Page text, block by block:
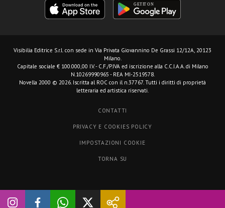
Visibilia Editrice S.r.l. con sede in Via Privata Giovannino De Grassi 12/12A, 20123
Milano.
Capitale sociale € 100.000,00 I.V. - C.F./P.IVA ed iscrizione alla C.C.I.A.A. di Milano
N.10269990965 - REA MI-2519578.
Novella 2000 © 2026. Iscritta al ROC con il n.37767. Tutti i diritti di proprietà
letteraria ed artistica riservati.
CONTATTI
PRIVACY E COOKIES POLICY
IMPOSTAZIONI COOKIE
TORNA SU